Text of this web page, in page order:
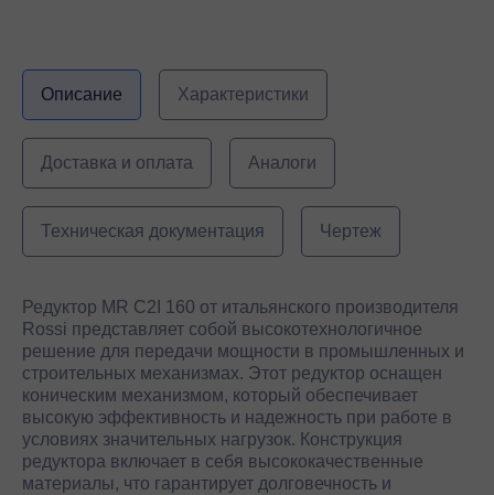
Описание Характеристики
Доставка и оплата Аналоги
Техническая документация Чертеж
Редуктор MR C2I 160 от итальянского производителя
Rossi представляет собой высокотехнологичное
решение для передачи мощности в промышленных и
строительных механизмах. Этот редуктор оснащен
коническим механизмом, который обеспечивает
высокую эффективность и надежность при работе в
условиях значительных нагрузок. Конструкция
редуктора включает в себя высококачественные
материалы, что гарантирует долговечность и